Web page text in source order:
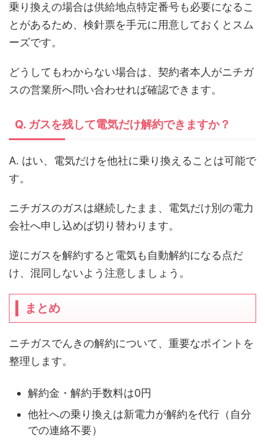
乗り換えの場合は供給地点特定番号も必要になるこ
とがあるため、検針票を手元に用意しておくとスム
ーズです。
どうしてもわからない場合は、契約者本人がニチガ
スの営業所へ問い合わせれば確認できます。
Q. ガスを残して電気だけ解約できますか？
A. はい、電気だけを他社に乗り換えることは可能で
す。
ニチガスのガスは継続したまま、電気だけ別の電力
会社へ申し込めば切り替わります。
逆にガスを解約すると電気も自動解約になる点だ
け、混同しないよう注意しましょう。
まとめ
ニチガスでんきの解約について、重要なポイントを
整理します。
解約金・解約手数料は0円
他社への乗り換えは新電力が解約を代行（自分
での連絡不要）